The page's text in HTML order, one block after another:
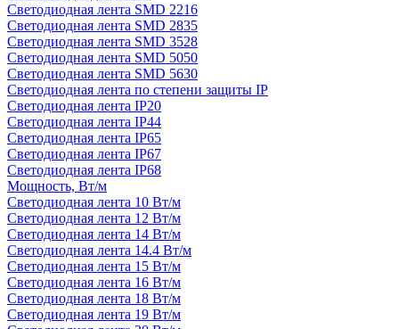
Cветодиодная лента SMD 2216
Светодиодная лента SMD 2835
Светодиодная лента SMD 3528
Светодиодная лента SMD 5050
Светодиодная лента SMD 5630
Светодиодная лента по степени защиты IP
Светодиодная лента IP20
Светодиодная лента IP44
Светодиодная лента IP65
Светодиодная лента IP67
Светодиодная лента IP68
Мощность, Вт/м
Светодиодная лента 10 Вт/м
Светодиодная лента 12 Вт/м
Светодиодная лента 14 Вт/м
Светодиодная лента 14.4 Вт/м
Светодиодная лента 15 Вт/м
Светодиодная лента 16 Вт/м
Светодиодная лента 18 Вт/м
Светодиодная лента 19 Вт/м